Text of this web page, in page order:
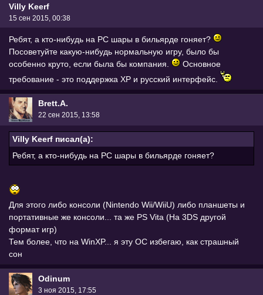
Villy Keerf
15 сен 2015, 00:38
Ребят, а кто-нибудь на PC шары в бильярде гоняет?
Посоветуйте какую-нибудь нормальную игру, было бы
особенно круто, если была бы компания.
Основное
требование - это поддержка ХР и русский интерфейс.
Brett.A.
22 сен 2015, 13:58
Villy Keerf писал(а):
Ребят, а кто-нибудь на PC шары в бильярде гоняет?
Для этого либо консоли (Nintendo Wii/WiiU) либо планшеты и
портативные же консоли... та же PS Vita (На 3DS другой
формат игр)
Тем более, что на WinXP... я эту ОС избегаю, как страшный
сон
Odinum
3 ноя 2015, 17:55